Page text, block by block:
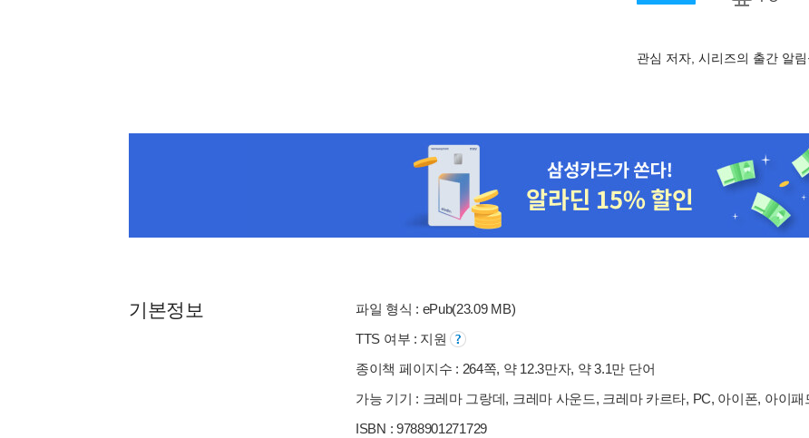
관심 저자, 시리즈의 출간 알
기본정보
파일 형식 : ePub(23.09 MB)
TTS 여부 : 지원
종이책 페이지수 : 264쪽, 약 12.3만자, 약 3.1만 단어
가능 기기 : 크레마 그랑데, 크레마 사운드, 크레마 카르타, PC, 아이폰, 아이
ISBN : 9788901271729